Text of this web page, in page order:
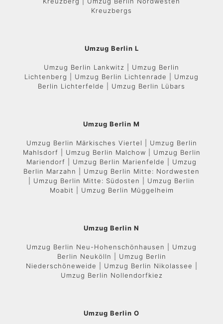
Kreuzbergs
Umzug Berlin L
Umzug Berlin Lankwitz | Umzug Berlin
Lichtenberg | Umzug Berlin Lichtenrade | Umzug
Berlin Lichterfelde | Umzug Berlin Lübars
Umzug Berlin M
Umzug Berlin Märkisches Viertel | Umzug Berlin
Mahlsdorf | Umzug Berlin Malchow | Umzug Berlin
Mariendorf | Umzug Berlin Marienfelde | Umzug
Berlin Marzahn | Umzug Berlin Mitte: Nordwesten
| Umzug Berlin Mitte: Südosten | Umzug Berlin
Moabit | Umzug Berlin Müggelheim
Umzug Berlin N
Umzug Berlin Neu-Hohenschönhausen | Umzug
Berlin Neukölln | Umzug Berlin
Niederschöneweide | Umzug Berlin Nikolassee |
Umzug Berlin Nollendorfkiez
Umzug Berlin O